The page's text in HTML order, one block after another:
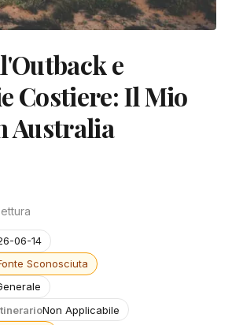
e
Costiere: Il Mio
Australia
06-14
Sconosciuta
Non Applicabile